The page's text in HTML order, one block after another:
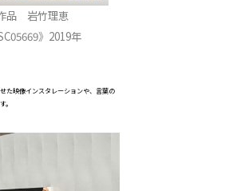
品 岩竹理恵
》2019年
た映像インスタレーションや、言葉の
。